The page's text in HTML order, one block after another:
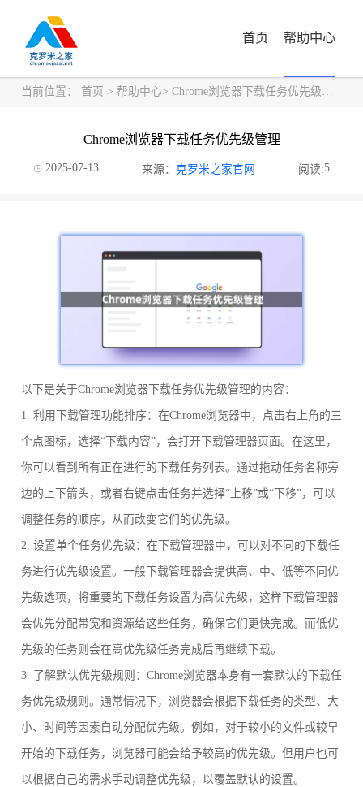
首页 帮助中心
当前位置： 首页 > 帮助中心> Chrome浏览器下载任务优先级管理
Chrome浏览器下载任务优先级管理
2025-07-13 来源： 克罗米之家官网 阅读:5
以下是关于Chrome浏览器下载任务优先级管理的内容：
1. 利用下载管理功能排序：在Chrome浏览器中，点击右上角的三
个点图标，选择“下载内容”，会打开下载管理器页面。在这里，
你可以看到所有正在进行的下载任务列表。通过拖动任务名称旁
边的上下箭头，或者右键点击任务并选择“上移”或“下移”，可以
调整任务的顺序，从而改变它们的优先级。
2. 设置单个任务优先级：在下载管理器中，可以对不同的下载任
务进行优先级设置。一般下载管理器会提供高、中、低等不同优
先级选项，将重要的下载任务设置为高优先级，这样下载管理器
会优先分配带宽和资源给这些任务，确保它们更快完成。而低优
先级的任务则会在高优先级任务完成后再继续下载。
3. 了解默认优先级规则：Chrome浏览器本身有一套默认的下载任
务优先级规则。通常情况下，浏览器会根据下载任务的类型、大
小、时间等因素自动分配优先级。例如，对于较小的文件或较早
开始的下载任务，浏览器可能会给予较高的优先级。但用户也可
以根据自己的需求手动调整优先级，以覆盖默认的设置。